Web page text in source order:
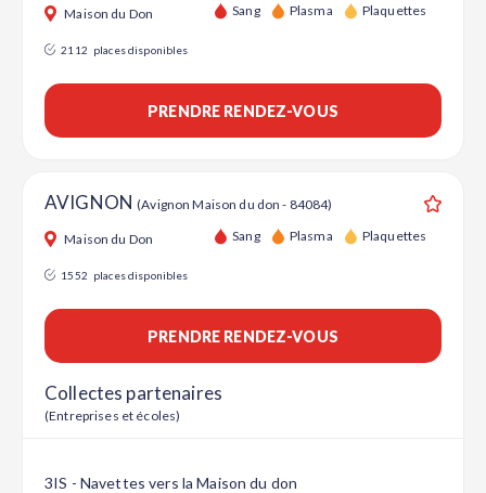
Maison du Don Sang Plasma Plaquettes
2112 places disponibles
PRENDRE RENDEZ-VOUS
AVIGNON(Avignon Maison du don - 84084)
Maison du Don Sang Plasma Plaquettes
1552 places disponibles
PRENDRE RENDEZ-VOUS
Collectes partenaires
(Entreprises et écoles)
3IS - Navettes vers la Maison du don